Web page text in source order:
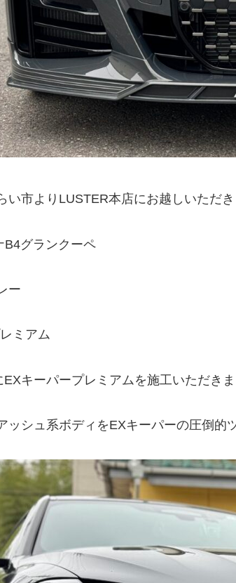
い市よりLUSTER本店にお越しいただき
B4グランクーペ
ー
ミアム
キーパープレミアムを施工いただき
ッシュ系ボディをEXキーパーの圧倒的